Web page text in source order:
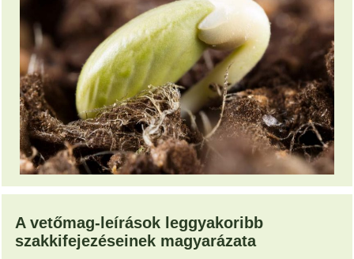
A vetőmag-leírások leggyakoribb
szakkifejezéseinek magyarázata